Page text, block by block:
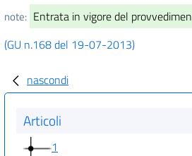
note: Entrata in vigore del
(GU n.168 del 19-07-2013)
nascondi
Articoli
1